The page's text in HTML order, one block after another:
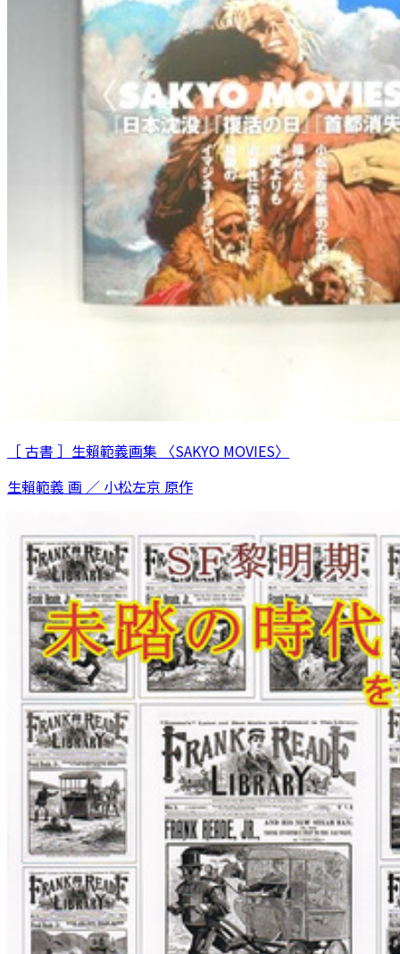
［ 古書 ］生賴範義画集 〈SAKYO MOVIES〉
生賴範義 画 ／ 小松左京 原作